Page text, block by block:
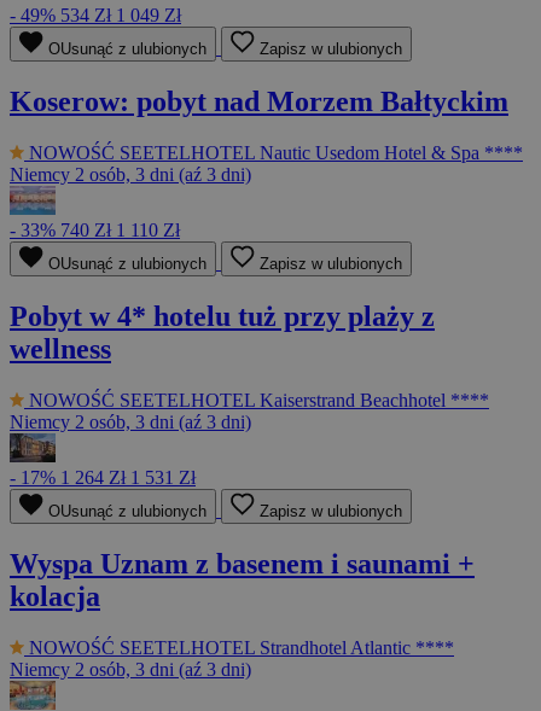
- 49% 534 Zł 1 049 Zł
OUsunąć z ulubionych Zapisz w ulubionych
Koserow: pobyt nad Morzem Bałtyckim
NOWOŚĆ SEETELHOTEL Nautic Usedom Hotel & Spa ****
Niemcy 2 osób, 3 dni (aź 3 dni)
- 33% 740 Zł 1 110 Zł
OUsunąć z ulubionych Zapisz w ulubionych
Pobyt w 4* hotelu tuż przy plaży z
wellness
NOWOŚĆ SEETELHOTEL Kaiserstrand Beachhotel ****
Niemcy 2 osób, 3 dni (aź 3 dni)
- 17% 1 264 Zł 1 531 Zł
OUsunąć z ulubionych Zapisz w ulubionych
Wyspa Uznam z basenem i saunami +
kolacja
NOWOŚĆ SEETELHOTEL Strandhotel Atlantic ****
Niemcy 2 osób, 3 dni (aź 3 dni)